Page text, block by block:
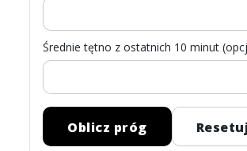
Średnie tętno z ostatnich 10 minut
Oblicz próg